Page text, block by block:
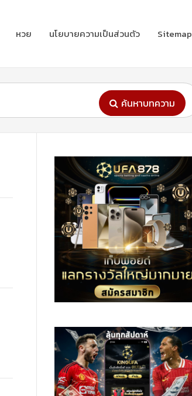
หวย นโยบายความเป็นส่วนตัว Sitemap
ค้นหาบทความ